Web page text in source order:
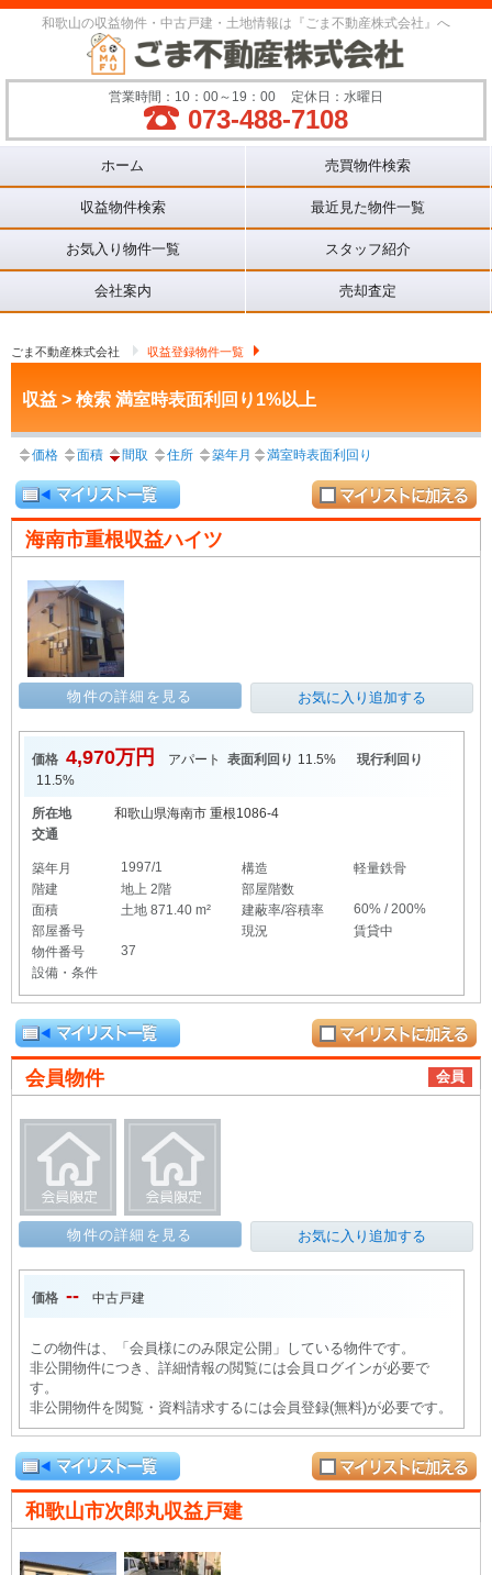
和歌山の収益物件・中古戸建・土地情報は『ごま不動産株式会社』へ
営業時間：10：00～19：00 定休日：水曜日
073-488-7108
ホーム 売買物件検索
収益物件検索 最近見た物件一覧
お気入り物件一覧 スタッフ紹介
会社案内 売却査定
ごま不動産株式会社 収益登録物件一覧
収益 > 検索 満室時表面利回り1%以上
価格 面積 間取 住所 築年月 満室時表面利回り
海南市重根収益ハイツ
物件の詳細を見る お気に入り追加する
価格 4,970万円 アパート 表面利回り 11.5%
現行利回り
11.5%
所在地
和歌山県海南市 重根1086-4
交通
築年月 1997/1 構造
軽量鉄骨
階建
地上 2階
部屋階数
面積
土地 871.40 m² 建蔽率/容積率
60% / 200%
部屋番号
現況
賃貸中
物件番号
37
設備・条件
会員
会員物件
物件の詳細を見る お気に入り追加する
価格 -- 中古戸建
この物件は、「会員様にのみ限定公開」している物件です。
非公開物件につき、詳細情報の閲覧には会員ログインが必要で
す。
非公開物件を閲覧・資料請求するには会員登録(無料)が必要です。
和歌山市次郎丸収益戸建